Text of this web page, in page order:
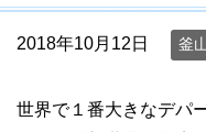
2018年10月12日 釜
世界で１番大きなデパ